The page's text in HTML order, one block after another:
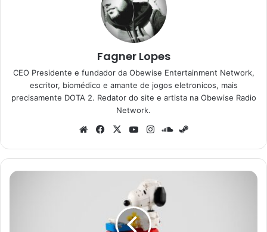
Fagner Lopes
CEO Presidente e fundador da Obewise Entertainment Network,
escritor, biomédico e amante de jogos eletronicos, mais
precisamente DOTA 2. Redator do site e artista na Obewise Radio
Network.
WebsiteFacebook
X YouTubeInstagramSoundCloud
LEGO